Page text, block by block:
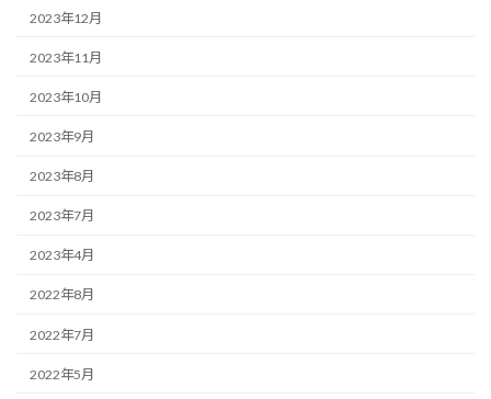
2023年12月
2023年11月
2023年10月
2023年9月
2023年8月
2023年7月
2023年4月
2022年8月
2022年7月
2022年5月